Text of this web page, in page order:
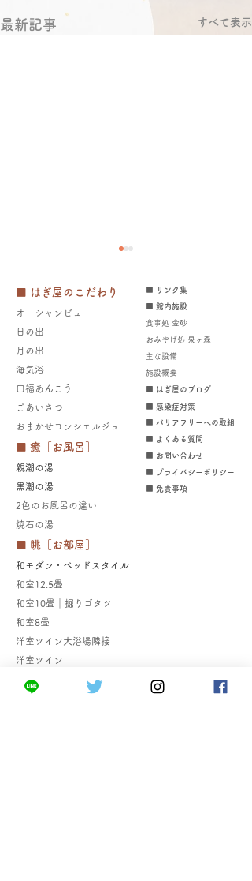
最新記事 すべて表示
2026年海水浴場開設中～
8/23（日）宿泊されるお
■ はぎ屋のこだわり
オーシャンビュー
日の出
月の出
​​海気浴
口福あんこう
​ごあいさつ
​​ おまかせコンシエルジュ
■ 癒［お風呂］
親潮の湯
​黒潮の湯
2色のお風呂の違い
焼石の湯
■ リンク集
■ 館内施設
食事処 金砂
おみやげ処 泉ヶ森
​主な設備
施設概要
■ はぎ屋のブログ
■ 感染症対策
■ バリアフリーへの取組
■ よくある質問
​​■ お問い合わせ
■ プライバシーポリシー
■ 免責事項
■ 眺［お部屋］
和モダン・ベッドスタイル
和室12.5畳
和室10畳｜掘りゴタツ
和室8畳
洋室ツイン大浴場隣接
洋室ツイン
■ 食［お料理］